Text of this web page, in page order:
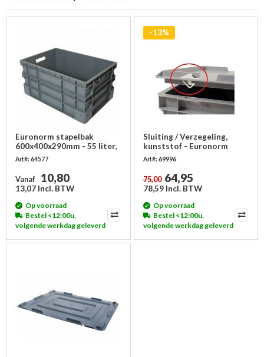
Euronorm stapelbak
600x400x290mm - 55 liter,
gesloten
Art#: 64577
Vanaf 10,80
13,07 Incl. BTW
Op voorraad
Bestel <12:00u,
volgende werkdag geleverd
-13%
Sluiting / Verzegeling,
kunststof - Euronorm
stapelbakken - 50 stuks
Art#: 69996
75,00 64,95
78,59 Incl. BTW
Op voorraad
Bestel <12:00u,
volgende werkdag geleverd